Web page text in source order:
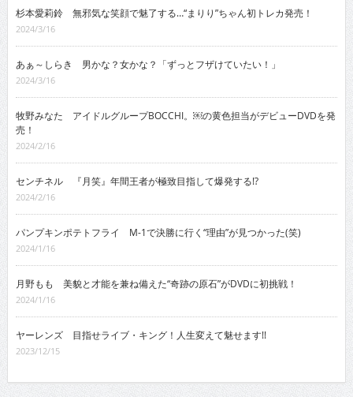
杉本愛莉鈴 無邪気な笑顔で魅了する…“まりり”ちゃん初トレカ発売！
2024/3/16
あぁ～しらき 男かな？女かな？「ずっとフザけていたい！」
2024/3/16
牧野みなた アイドルグループBOCCHI。￼の黄色担当がデビューDVDを発
売！
2024/2/16
センチネル 『月笑』年間王者が極致目指して爆発する!?
2024/2/16
パンプキンポテトフライ M-1で決勝に行く“理由”が見つかった(笑)
2024/1/16
月野もも 美貌と才能を兼ね備えた“奇跡の原石”がDVDに初挑戦！
2024/1/16
ヤーレンズ 目指せライブ・キング！人生変えて魅せます!!
2023/12/15